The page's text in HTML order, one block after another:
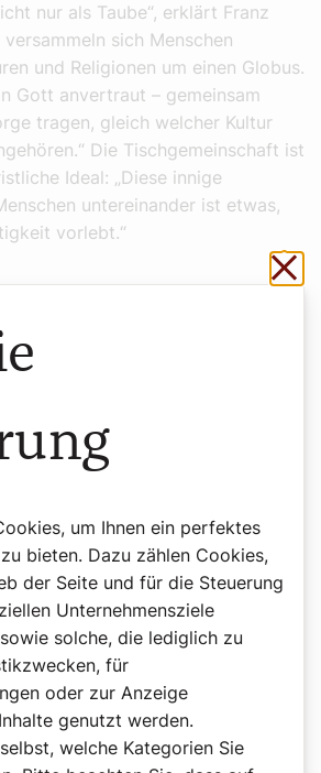
nur als Taube“, erklärt Franz
sich Menschen
und Religionen um einen Globus.
Gott anvertraut – gemeinsam
tragen, gleich welcher Kultur
Die Tischgemeinschaft ist
Ideal: „Diese innige
untereinander ist etwas,
vorlebt.“
Ein Tor zum
Mosaiken. Viele hat Bruder
Besonders eindrucksvoll ist
Jerusalem über dem
Kirche, durch das früher die
hinauszogen. „Das war der
zum himmlischen Jerusalem“,
Osterlamm über dem Eingang,
die Osterkerze hereingetragen
für Christus, das Licht in
gehen hinauf zum Hochchor. Hier
Im Boden eingelassen ist
Noah, umgeben von den
ausgesandt wurden,
Blick auf die Welt, bereit, das
um Ihnen ein perfektes
bieten. Dazu zählen Cookies,
der Seite und für die Steuerung
Unternehmensziele
solche, die lediglich zu
für
oder zur Anzeige
genutzt werden.
welche Kategorien Sie